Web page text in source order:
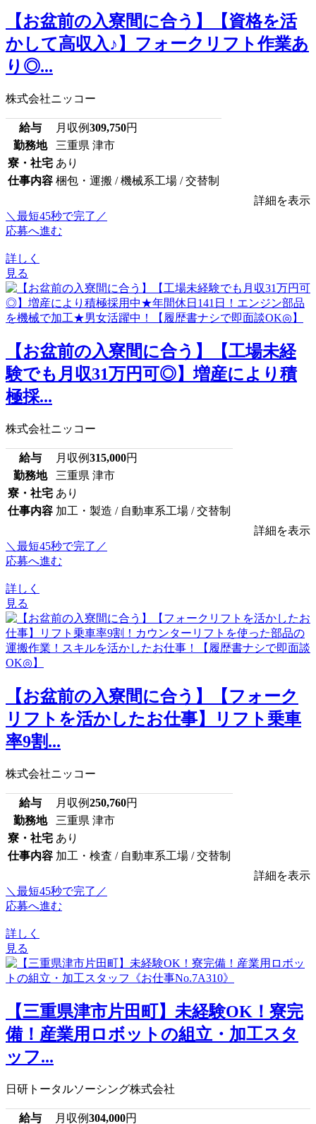
【お盆前の入寮間に合う】【資格を活
かして高収入♪】フォークリフト作業あ
り◎...
株式会社ニッコー
給与 月収例309,750円
勤務地
三重県 津市
寮・社宅 あり
仕事内容 梱包・運搬 / 機械系工場 / 交替制
詳細を表示
＼最短45秒で完了／
応募へ進む
詳しく
見る
【お盆前の入寮間に合う】【工場未経
験でも月収31万円可◎】増産により積
極採...
株式会社ニッコー
給与 月収例315,000円
勤務地
三重県 津市
寮・社宅 あり
仕事内容 加工・製造 / 自動車系工場 / 交替制
詳細を表示
＼最短45秒で完了／
応募へ進む
詳しく
見る
【お盆前の入寮間に合う】【フォーク
リフトを活かしたお仕事】リフト乗車
率9割...
株式会社ニッコー
給与 月収例250,760円
勤務地
三重県 津市
寮・社宅 あり
仕事内容 加工・検査 / 自動車系工場 / 交替制
詳細を表示
＼最短45秒で完了／
応募へ進む
詳しく
見る
【三重県津市片田町】未経験OK！寮完
備！産業用ロボットの組立・加工スタ
ッフ...
日研トータルソーシング株式会社
給与 月収例304,000円